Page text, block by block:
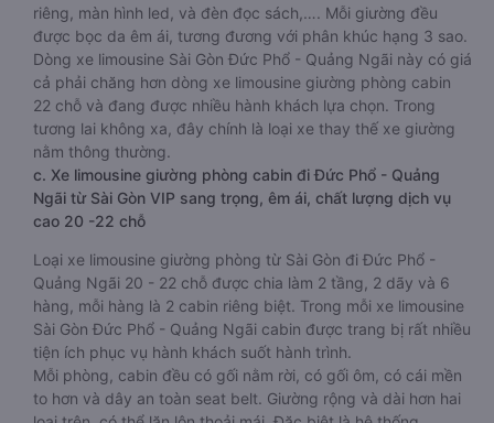
riêng, màn hình led, và đèn đọc sách,…. Mỗi giường đều
được bọc da êm ái, tương đương với phân khúc hạng 3 sao.
Dòng xe limousine Sài Gòn Đức Phổ - Quảng Ngãi này có giá
cả phải chăng hơn dòng xe limousine giường phòng cabin
22 chỗ và đang được nhiều hành khách lựa chọn. Trong
tương lai không xa, đây chính là loại xe thay thế xe giường
nằm thông thường.
c. Xe limousine giường phòng cabin đi Đức Phổ - Quảng
Ngãi từ Sài Gòn VIP sang trọng, êm ái, chất lượng dịch vụ
cao 20 -22 chỗ
Loại xe limousine giường phòng từ Sài Gòn đi Đức Phổ -
Quảng Ngãi 20 - 22 chỗ được chia làm 2 tầng, 2 dãy và 6
hàng, mỗi hàng là 2 cabin riêng biệt. Trong mỗi xe limousine
Sài Gòn Đức Phổ - Quảng Ngãi cabin được trang bị rất nhiều
tiện ích phục vụ hành khách suốt hành trình.
Mỗi phòng, cabin đều có gối nằm rời, có gối ôm, có cái mền
to hơn và dây an toàn seat belt. Giường rộng và dài hơn hai